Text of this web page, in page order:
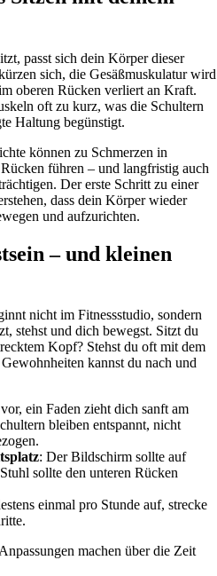
passt sich dein Körper dieser
sich, die Gesäßmuskulatur wird
oberen Rücken verliert an Kraft.
oft zu kurz, was die Schultern
Haltung begünstigt.
können zu Schmerzen in
führen – und langfristig auch
Der erste Schritt zu einer
dass dein Körper wieder
und aufzurichten.
– und kleinen
nicht im Fitnessstudio, sondern
stehst und dich bewegst. Sitzt du
Kopf? Stehst du oft mit dem
kannst du nach und
ein Faden zieht dich sanft am
bleiben entspannt, nicht
: Der Bildschirm sollte auf
sollte den unteren Rücken
einmal pro Stunde auf, strecke
machen über die Zeit